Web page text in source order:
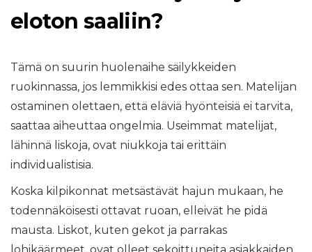
eloton saaliin?
Tämä on suurin huolenaihe säilykkeiden
ruokinnassa, jos lemmikkisi edes ottaa sen. Matelijan
ostaminen olettaen, että eläviä hyönteisiä ei tarvita,
saattaa aiheuttaa ongelmia. Useimmat matelijat,
lähinnä liskoja, ovat niukkoja tai erittäin
individualistisia.
Koska kilpikonnat metsästävät hajun mukaan, he
todennäköisesti ottavat ruoan, elleivät he pidä
mausta. Liskot, kuten gekot ja parrakas